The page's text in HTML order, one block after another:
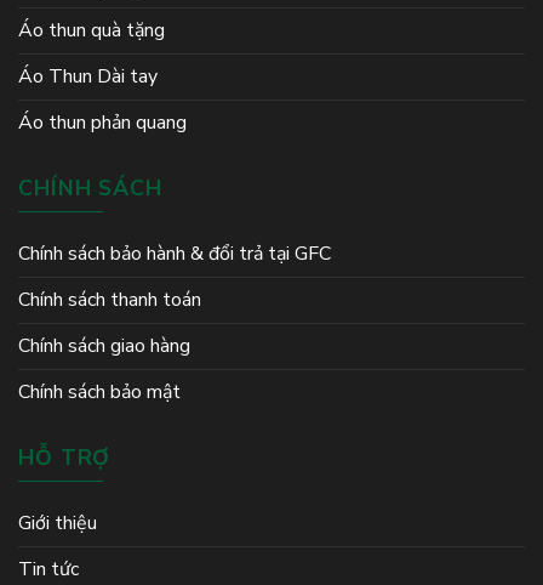
Áo thun quà tặng
Áo Thun Dài tay
Áo thun phản quang
CHÍNH SÁCH
Chính sách bảo hành & đổi trả tại GFC
Chính sách thanh toán
Chính sách giao hàng
Chính sách bảo mật
HỖ TRỢ
Giới thiệu
Tin tức